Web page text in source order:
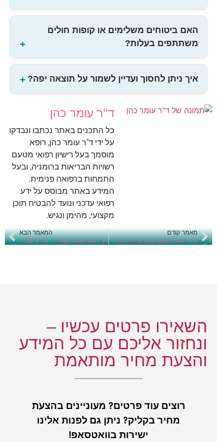
האם ביטוחים משלימים או קופות חולים
משתתפים בעלות?
איך ניתן לחסוך ועדיין לשמור על תוצאה יפה?
ד"ר עומר כהן
כל התכנים באתר נכתבו ונבדקו
על ידי ד"ר עומר כהן, רופא
מוסמך בעל רישיון רפואי מטעם
רשויות הבריאות ברומניה, ובעל
התמחות ברפואה פנימית.
המידע באתר מבוסס על ידע
רפואי עדכני ונועד להבטיח תוכן
מקצועי, מהימן ונגיש.
מאמר קודם
מחיר הסרת קסנטלזמה | עלות טיפול בלייזר ובקופות החולים בישראל
המאמר הבא
איך לזהות שומה חשודה – מדריך ABCDE מלא עם דוגמאות
השאירו פרטים עכשיו –
ונחזור אליכם עם כל המידע
והצעת מחיר מותאמת
רוצים עוד פרטים? מעוניינים בהצעת
מחיר בקליק? ניתן גם לפנות אלינו
ישירות בוואטסאפ!